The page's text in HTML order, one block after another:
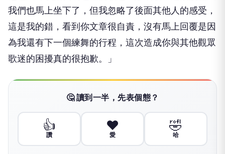
我們也馬上坐下了，但我忽略了後面其他人的感受，
這是我的錯，看到你文章很自責，沒有馬上回覆是因
為我還有下一個練舞的行程，這次造成你與其他觀眾
歌迷的困擾真的很抱歉。」
🤔 讀到一半，先表個態？
👍
讚
❤️
愛
🤣
哈